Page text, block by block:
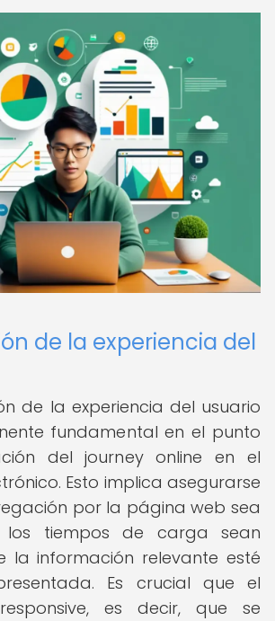
de la experiencia del
de la experiencia del usuario
fundamental en el punto
del journey online en el
Esto implica asegurarse
por la página web sea
los tiempos de carga sean
la información relevante esté
Es crucial que el
es decir, que se